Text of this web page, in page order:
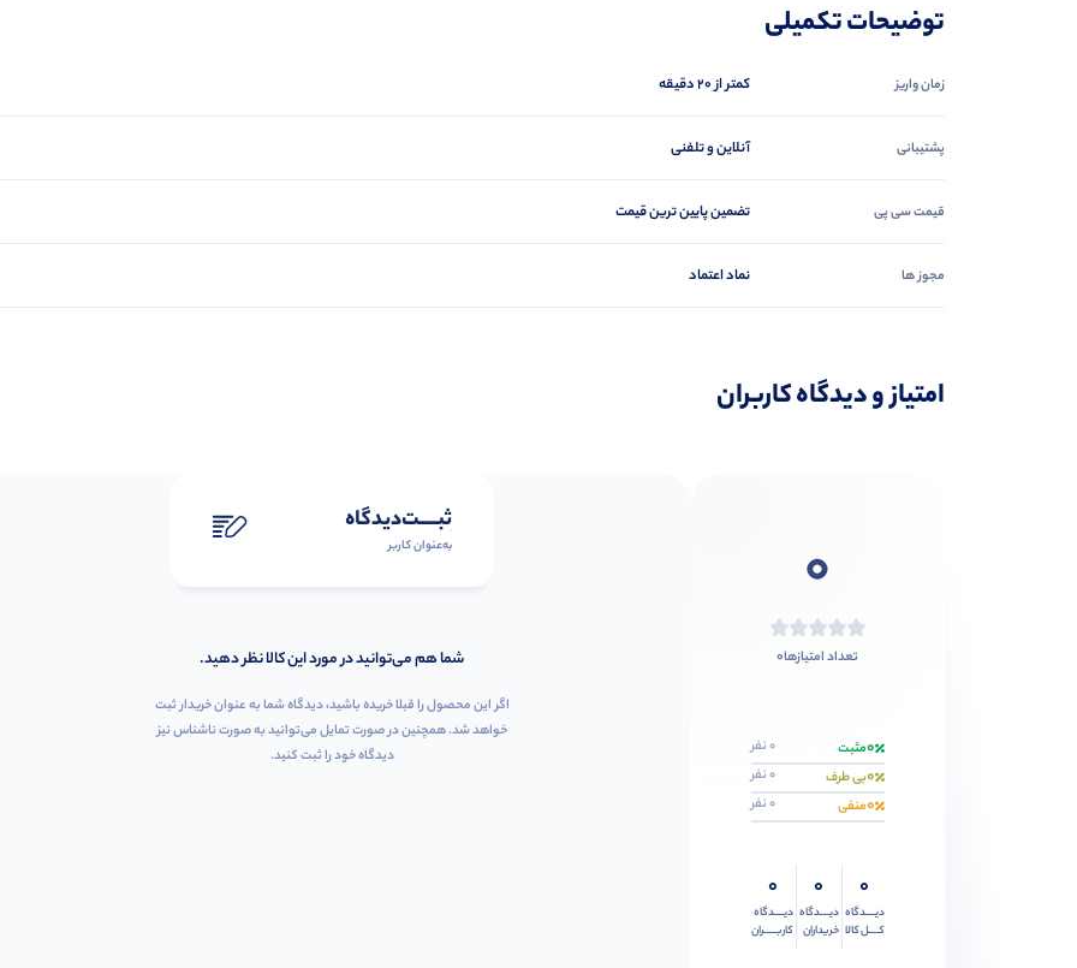
توضیحات تکمیلی
زمان واریز کمتر از 20 دقیقه
پشتیبانی آنلاین و تلفنی
قیمت سی پی تضمین پایین ترین قیمت
مجوز ها نماد اعتماد
امتیاز و دیدگاه کاربران
0
تعداد امتیازها0
0مثبت 0 نفر
0بی طرف 0 نفر
0منفی 0 نفر
0
دیــــدگاه
کــــل کالا
0
دیــــدگاه
خریداران
0
دیــــدگاه
کاربـــــران
ثبـــــت‌دیدگاه
به‌عنوان کاربر
شما هم می‌توانید در مورد این کالا نظر دهید.
اگر این محصول را قبلا خریده باشید، دیدگاه شما به عنوان خریدار ثبت
خواهد شد. همچنین در صورت تمایل می‌توانید به صورت ناشناس نیز
دیدگاه خود را ثبت کنید.